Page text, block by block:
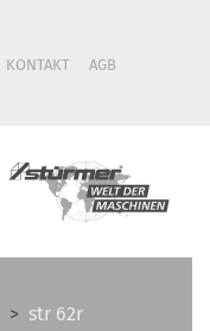
KONTAKT
AGB
str 62r